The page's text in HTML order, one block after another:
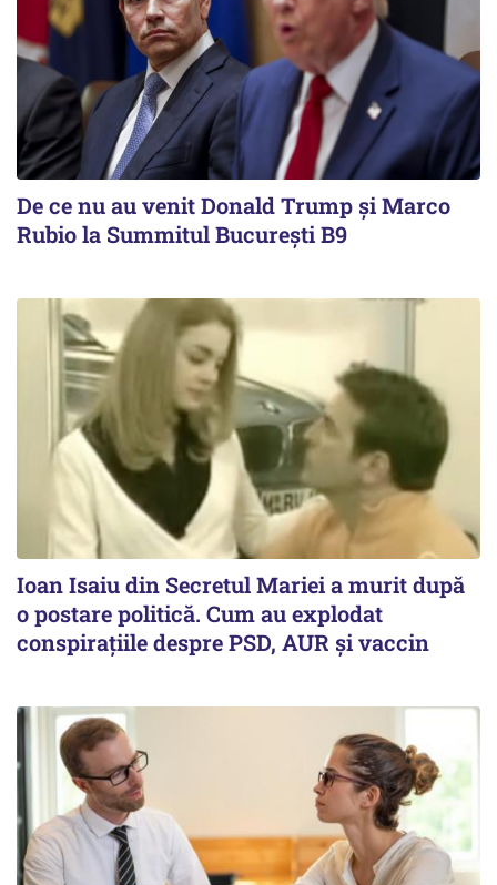
De ce nu au venit Donald Trump şi Marco
Rubio la Summitul Bucureşti B9
Ioan Isaiu din Secretul Mariei a murit după
o postare politică. Cum au explodat
conspirațiile despre PSD, AUR și vaccin